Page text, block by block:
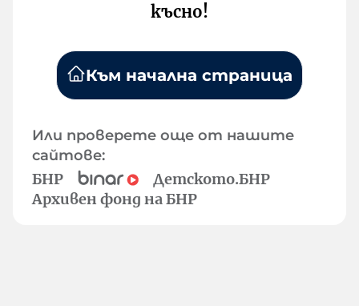
късно!
Към начална страница
Или проверете още от нашите
сайтове:
БНР
Детското.БНР
Архивен фонд на БНР